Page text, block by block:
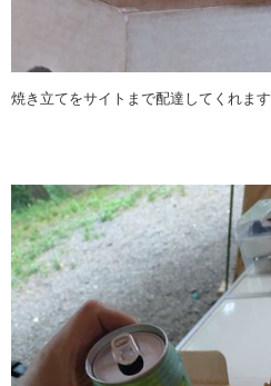
焼き立てをサイトまで配達してくれます